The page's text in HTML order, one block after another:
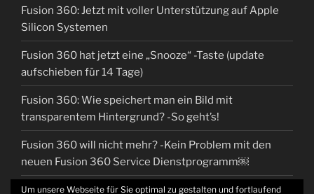
Fusion 360: Jetzt mit voller Unterstützung auf Apple
Silicon Systemen
Fusion 360 hat jetzt eine „Snooze“ -Taste (update
aufschieben für 14 Tage)
Fusion 360: Wie speichert man ein Bild mit
transparentem Hintergrund? -So geht’s!
Fusion 360 will nicht mehr? -Kein Problem mit den
neuen Fusion 360 Service Dienstprogramm￼
Um unsere Webseite für Sie optimal zu gestalten und fortlaufend